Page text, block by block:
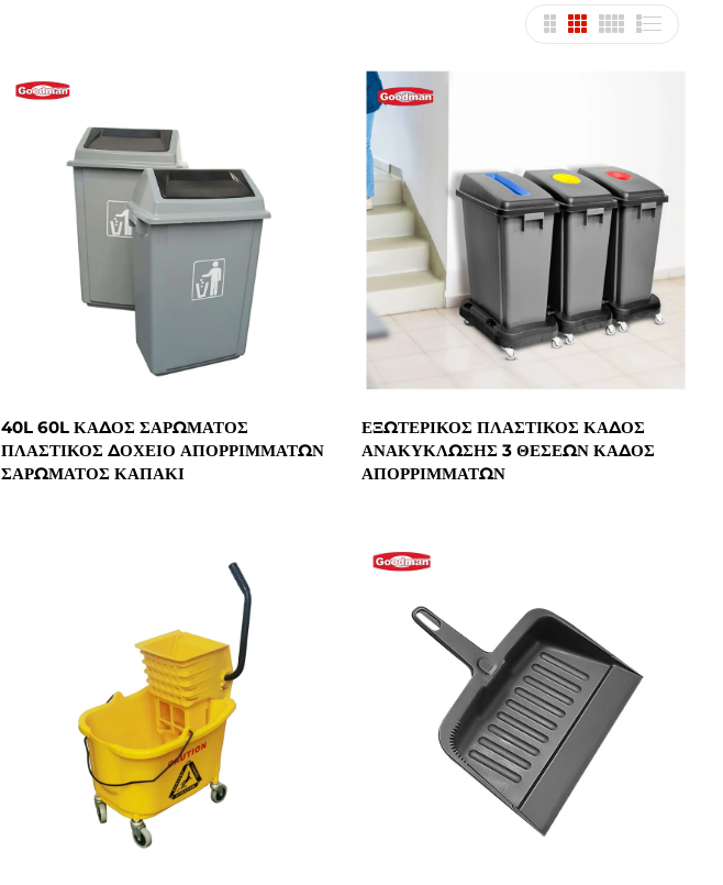
40L 60L ΚΆΔΟΣ ΣΑΡΏΜΑΤΟΣ
ΠΛΑΣΤΙΚΌΣ ΔΟΧΕΊΟ ΑΠΟΡΡΙΜΜΆΤΩΝ
ΣΑΡΏΜΑΤΟΣ ΚΑΠΆΚΙ
ΕΞΩΤΕΡΙΚΌΣ ΠΛΑΣΤΙΚΌΣ ΚΆΔΟΣ
ΑΝΑΚΎΚΛΩΣΗΣ 3 ΘΈΣΕΩΝ ΚΆΔΟΣ
ΑΠΟΡΡΙΜΜΆΤΩΝ